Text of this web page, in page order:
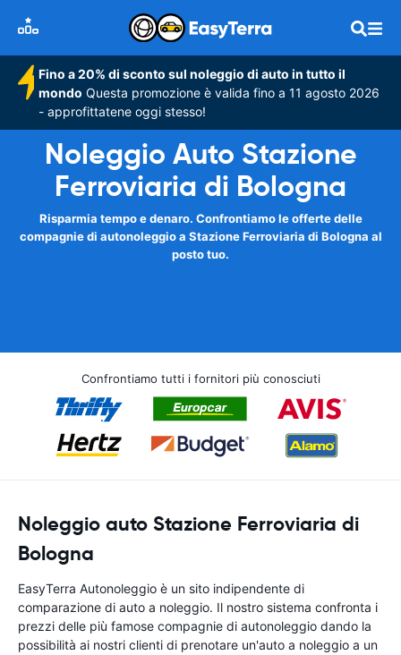
Fino a 20% di sconto sul noleggio di auto in tutto il
mondo Questa promozione è valida fino a 11 agosto 2026
- approfittatene oggi stesso!
Noleggio Auto Stazione
Ferroviaria di Bologna
Risparmia tempo e denaro. Confrontiamo le offerte delle
compagnie di autonoleggio a Stazione Ferroviaria di Bologna al
posto tuo.
Confrontiamo tutti i fornitori più conosciuti
Noleggio auto Stazione Ferroviaria di
Bologna
EasyTerra Autonoleggio è un sito indipendente di
comparazione di auto a noleggio. Il nostro sistema confronta i
prezzi delle più famose compagnie di autonoleggio dando la
possibilità ai nostri clienti di prenotare un'auto a noleggio a un